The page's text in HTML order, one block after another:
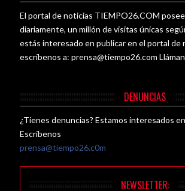
El portal de noticias TIEMPO26.COM
diariamente, un millón de visitas únicas
estás interesado en publicar en el portal de
escríbenos a:prensa@tiempo26.com
DENUNCIAS
¿Tienes denuncias? Estamos interesados
Escríbenos
prensa@tiempo26.c0m
NEWSLETTER: